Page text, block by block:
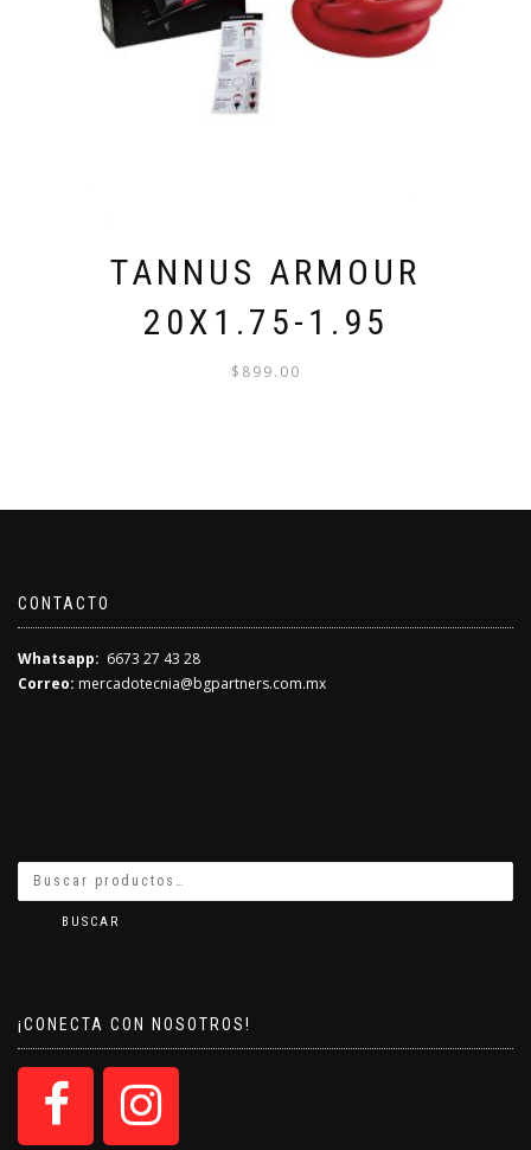
TANNUS ARMOUR
20X1.75-1.95
$ 899.00
CONTACTO
Whatsapp: 6673 27 43 28
Correo: mercadotecnia@bgpartners.com.mx
BUSCAR
¡CONECTA CON NOSOTROS!